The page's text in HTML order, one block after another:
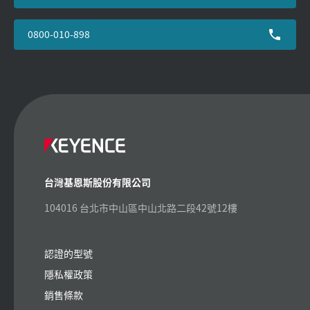
0800-010-898
台灣基恩斯股份有限公司
104016 台北市中山區中山北路二段42號12樓
認證的型號
隱私權政策
銷售條款